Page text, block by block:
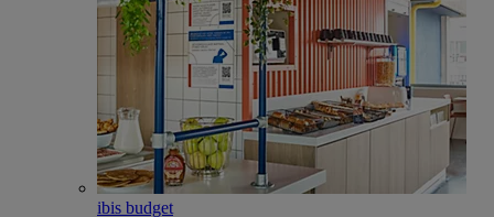
ibis budget